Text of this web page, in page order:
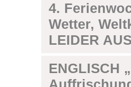
4.
Wetter,
LEIDER
ENGLISCH